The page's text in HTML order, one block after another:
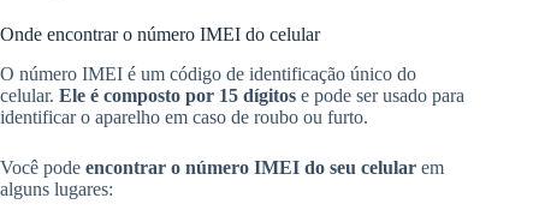
Onde encontrar o número IMEI do celular
O número IMEI é um código de identificação único do
celular. Ele é composto por 15 dígitos e pode ser usado para
identificar o aparelho em caso de roubo ou furto.
Você pode encontrar o número IMEI do seu celular em
alguns lugares: